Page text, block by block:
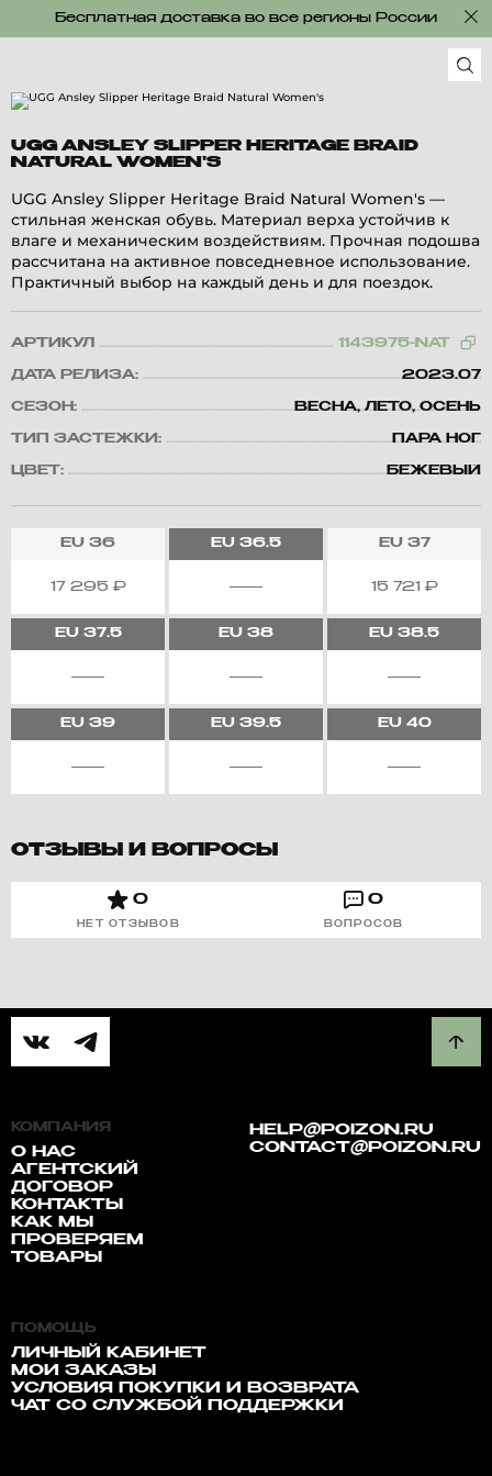
Бесплатная доставка во все регионы России
UGG ANSLEY SLIPPER HERITAGE BRAID
NATURAL WOMEN'S
UGG Ansley Slipper Heritage Braid Natural Women's —
стильная женская обувь. Материал верха устойчив к
влаге и механическим воздействиям. Прочная подошва
рассчитана на активное повседневное использование.
Практичный выбор на каждый день и для поездок.
АРТИКУЛ 1143975-NAT
ДАТА РЕЛИЗА: 2023.07
СЕЗОН: ВЕСНА, ЛЕТО, ОСЕНЬ
ТИП ЗАСТЕЖКИ: ПАРА НОГ
ЦВЕТ: БЕЖЕВЫЙ
EU 36
17 295 ₽
EU 36.5 EU37
15 721 ₽
EU37.5 EU 38 EU 38.5
EU 39 EU 39.5 EU40
ОТЗЫВЫ И ВОПРОСЫ
0
НЕТ ОТЗЫВОВ
0
ВОПРОСОВ
КОМПАНИЯ
О НАС
АГЕНТСКИЙ
ДОГОВОР
КОНТАКТЫ
КАК МЫ
ПРОВЕРЯЕМ
ТОВАРЫ
HELP@POIZON.RU
CONTACT@POIZON.RU
ПОМОЩЬ
ЛИЧНЫЙ КАБИНЕТ
МОИ ЗАКАЗЫ
УСЛОВИЯ ПОКУПКИ И ВОЗВРАТА
ЧАТ СО СЛУЖБОЙ ПОДДЕРЖКИ